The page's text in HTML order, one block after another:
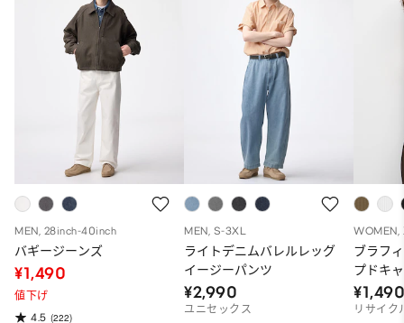
MEN, 28inch-40inch
バギージーンズ
¥1,490
値下げ
4.5 (222)
MEN, S-3XL
ライトデニムバレルレッグ
イージーパンツ
¥2,990
ユニセックス
WOMEN,
ブラフ
プドキ
リサイク